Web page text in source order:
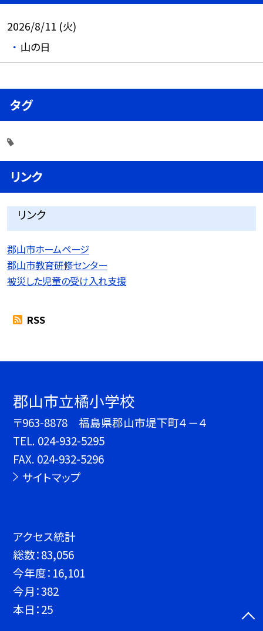
2026/8/11 (火)
山の日
タグ
リンク
リンク
郡山市ホームページ
郡山市教育研修センター
被災した児童の受け入れ支援
RSS
郡山市立橘小学校
〒963-8878 福島県郡山市堤下町４－４
TEL. 024-932-5295
FAX. 024-932-5296
サイトマップ
アクセス統計
総数：83,056
今年度： 16,101
今月：382
本日：25